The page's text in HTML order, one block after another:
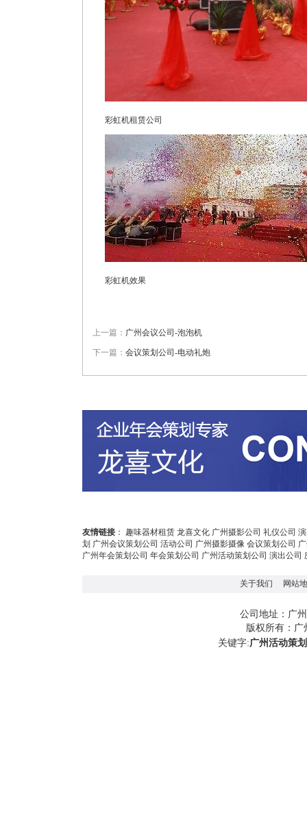
彩虹机租赁公司
彩虹机效果
上一篇： 广州会议公司-泡泡机
下一篇： 会议策划公司-电动礼炮
友情链接 ： 趣味器材租赁 龙喜文化 广州摄影公司 礼仪公司
划 广州会议策划公司 活动公司 广州摄影摄像 会议策划公司
广州年会策划公司 年会策划公司 广州活动策划公司 演出公司
关于我们 网站
公司地址： 广
版权所有： 广
关键字:广州活动策